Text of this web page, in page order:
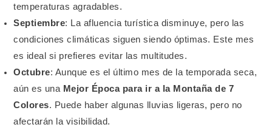
temperaturas agradables.
Septiembre: La afluencia turística disminuye, pero las
condiciones climáticas siguen siendo óptimas. Este mes
es ideal si prefieres evitar las multitudes.
Octubre: Aunque es el último mes de la temporada seca,
aún es una Mejor Época para ir a la Montaña de 7
Colores. Puede haber algunas lluvias ligeras, pero no
afectarán la visibilidad.